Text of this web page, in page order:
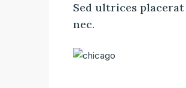
Sed ultrices
nec.